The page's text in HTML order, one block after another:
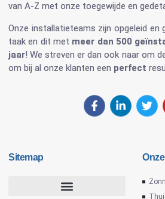
van A-Z met onze toegewijde en
Onze installatieteams zijn opgeleid en
taak en dit met meer dan 500
jaar! We streven er dan ook naar om
om bij al onze klanten een perfect
Sitemap